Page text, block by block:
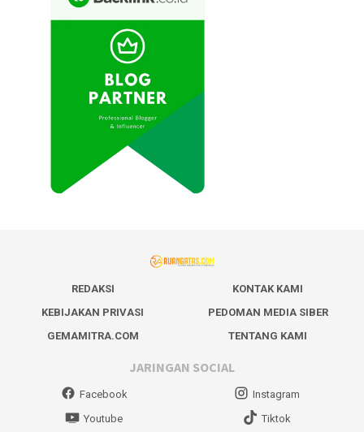
REDAKSI
KONTAK KAMI
KEBIJAKAN PRIVASI
PEDOMAN MEDIA SIBER
GEMAMITRA.COM
TENTANG KAMI
JARINGAN SOCIAL
Facebook
Instagram
Youtube
Tiktok